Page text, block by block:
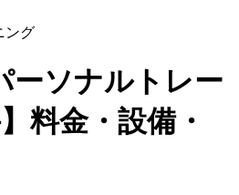
ング
ーソナルトレー
料金・設備・